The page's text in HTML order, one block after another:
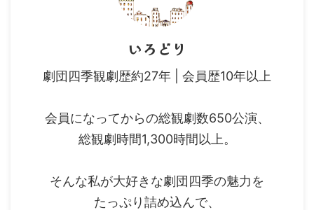
いろどり
劇団四季観劇歴約27年 | 会員歴10年以上
会員になってからの総観劇数650公演、
総観劇時間1,300時間以上。
そんな私が大好きな劇団四季の魅力を
たっぷり詰め込んで、